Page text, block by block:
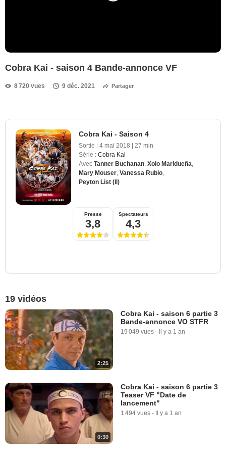
Cobra Kai - saison 4 Bande-annonce VF
8 720 vues 9 déc. 2021 Partager
Cobra Kai - Saison 4
Sortie : 4 mai 2018 | 27 min
Série : Cobra Kai
Avec Tanner Buchanan Xolo Maridueña
Mary Mouser Vanessa Rubio
Peyton List (II)
Presse
3,8
Spectateurs
4,3
19 vidéos
2:25
Cobra Kai - saison 6 partie 3
Bande-annonce VO STFR
19 049 vues - Il y a 1 an
0:30
Cobra Kai - saison 6 partie 3
Teaser VF "Date de
lancement"
1 494 vues - Il y a 1 an